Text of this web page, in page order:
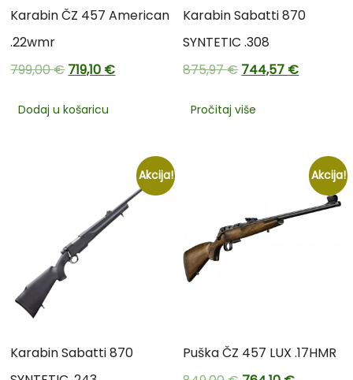
Karabin ČZ 457 American
.22wmr
799,00€719,10 €
Dodaj u košaricu
Karabin Sabatti 870
SYNTETIC .308
875,97€744,57 €
Pročitaj više
Akcija!
Karabin Sabatti 870
Akcija!
Puška ČZ 457 LUX .17HMR